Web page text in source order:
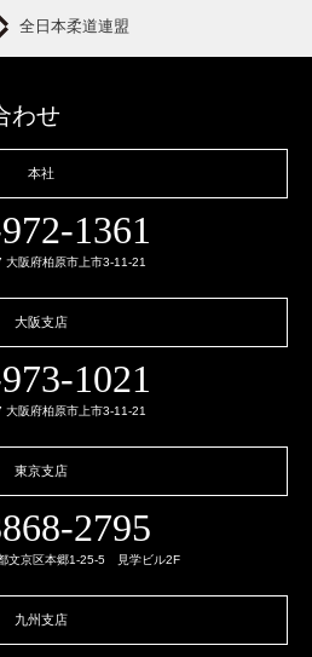
全日本柔道連盟
わせ
本社
1361
大阪府柏原市上市3-11-21
大阪支店
1021
大阪府柏原市上市3-11-21
東京支店
2795
文京区本郷1-25-5 見学ビル2F
九州支店